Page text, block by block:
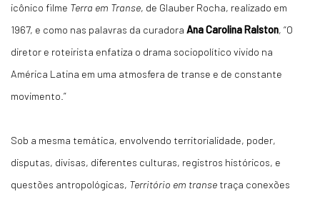
icônico filme Terra em Transe, de Glauber Rocha, realizado em
1967, e como nas palavras da curadora Ana Carolina Ralston, “O
diretor e roteirista enfatiza o drama sociopolítico vivido na
América Latina em uma atmosfera de transe e de constante
movimento.”
Sob a mesma temática, envolvendo territorialidade, poder,
disputas, divisas, diferentes culturas, registros históricos, e
questões antropológicas, Território em transe traça conexões